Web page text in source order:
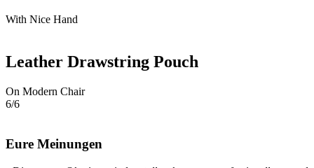
With Nice Hand
Leather Drawstring Pouch
On Modern Chair
6/6
Eure Meinungen